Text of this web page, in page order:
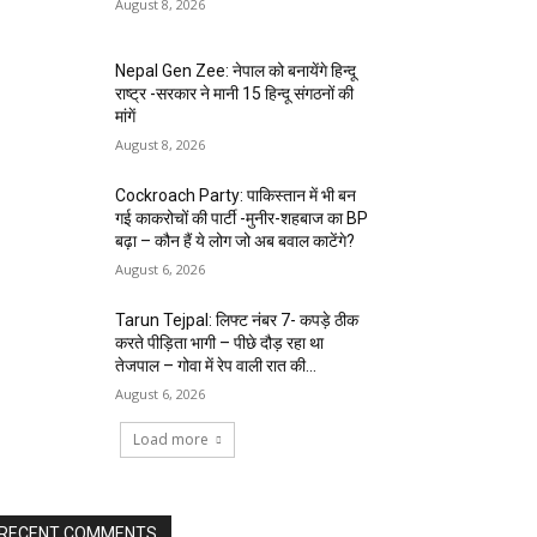
August 8, 2026
Nepal Gen Zee: नेपाल को बनायेंगे हिन्दू
राष्ट्र -सरकार ने मानी 15 हिन्दू संगठनों की
मांगें
August 8, 2026
Cockroach Party: पाकिस्तान में भी बन
गई काकरोचों की पार्टी -मुनीर-शहबाज का BP
बढ़ा – कौन हैं ये लोग जो अब बवाल काटेंगे?
August 6, 2026
Tarun Tejpal: लिफ्ट नंबर 7- कपड़े ठीक
करते पीड़िता भागी – पीछे दौड़ रहा था
तेजपाल – गोवा में रेप वाली रात की...
August 6, 2026
Load more